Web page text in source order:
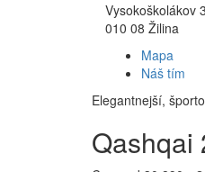
Vysokoškolákov
010 08 Žilina
Mapa
Náš tím
Elegantnejší,
Qashqai